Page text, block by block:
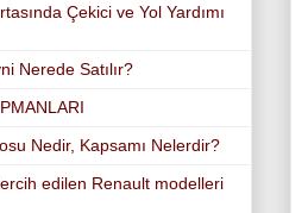
Çekici ve Yol Yardımı
Nerede Satılır?
Nedir, Kapsamı Nelerdir?
edilen Renault modelleri